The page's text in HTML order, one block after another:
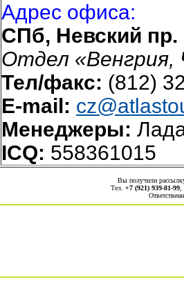
Адрес офиса:
СПб, Невский пр.
Отдел «Венгрия,
Тел/факс: (812)
E-mail:
Менеджеры:
ICQ: 558361015
Вы получили
Тел. +7 (921) 939-81-99,